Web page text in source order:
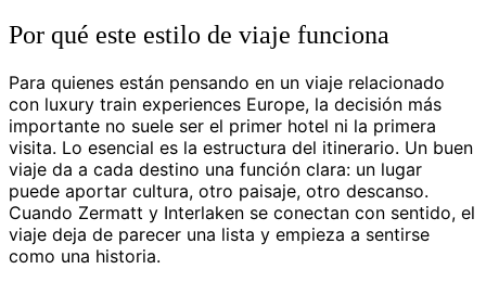
Por qué este estilo de viaje funciona
Para quienes están pensando en un viaje relacionado
con luxury train experiences Europe, la decisión más
importante no suele ser el primer hotel ni la primera
visita. Lo esencial es la estructura del itinerario. Un buen
viaje da a cada destino una función clara: un lugar
puede aportar cultura, otro paisaje, otro descanso.
Cuando Zermatt y Interlaken se conectan con sentido, el
viaje deja de parecer una lista y empieza a sentirse
como una historia.